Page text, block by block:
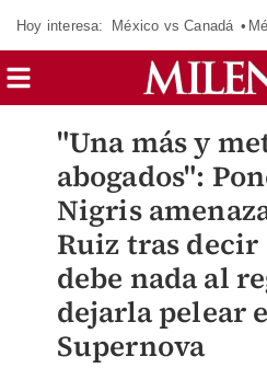
Hoy interesa: México vs Canadá
"Una más y
abogados":
Nigris
Ruiz tras decir
debe nada al
dejarla pelear
Supernova